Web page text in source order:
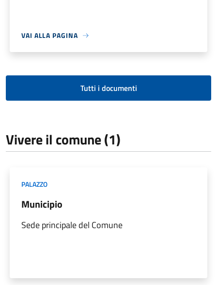
VAI ALLA PAGINA
Tutti i documenti
Vivere il comune (1)
PALAZZO
Municipio
Sede principale del Comune